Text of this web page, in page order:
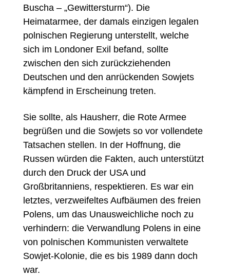
Buscha – „Gewittersturm“). Die
Heimatarmee, der damals einzigen legalen
polnischen Regierung unterstellt, welche
sich im Londoner Exil befand, sollte
zwischen den sich zurückziehenden
Deutschen und den anrückenden Sowjets
kämpfend in Erscheinung treten.
Sie sollte, als Hausherr, die Rote Armee
begrüßen und die Sowjets so vor vollendete
Tatsachen stellen. In der Hoffnung, die
Russen würden die Fakten, auch unterstützt
durch den Druck der USA und
Großbritanniens, respektieren. Es war ein
letztes, verzweifeltes Aufbäumen des freien
Polens, um das Unausweichliche noch zu
verhindern: die Verwandlung Polens in eine
von polnischen Kommunisten verwaltete
Sowjet-Kolonie, die es bis 1989 dann doch
war.